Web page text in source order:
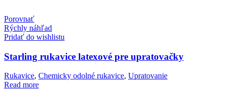
Porovnať
Rýchly náhľad
Pridať do wishlistu
Starling rukavice latexové pre upratovačky
Rukavice, Chemicky odolné rukavice, Upratovanie
Read more